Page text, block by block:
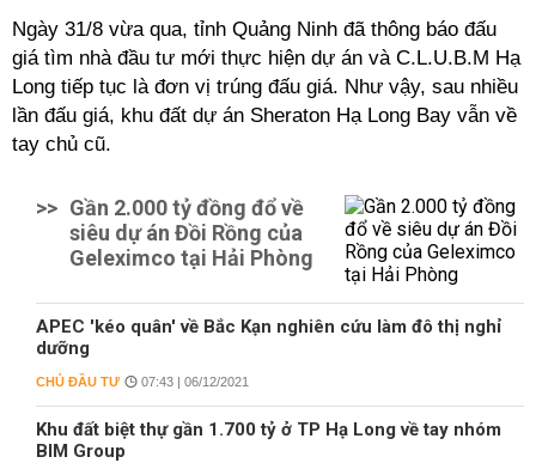
Ngày 31/8 vừa qua, tỉnh Quảng Ninh đã thông báo đấu
giá tìm nhà đầu tư mới thực hiện dự án và C.L.U.B.M Hạ
Long tiếp tục là đơn vị trúng đấu giá. Như vậy, sau nhiều
lần đấu giá, khu đất dự án Sheraton Hạ Long Bay vẫn về
tay chủ cũ.
>> Gần 2.000 tỷ đồng đổ về
siêu dự án Đồi Rồng của
Geleximco tại Hải Phòng
APEC 'kéo quân' về Bắc Kạn nghiên cứu làm đô thị nghỉ
dưỡng
CHỦ ĐẦU TƯ 07:43 | 06/12/2021
Khu đất biệt thự gần 1.700 tỷ ở TP Hạ Long về tay nhóm
BIM Group